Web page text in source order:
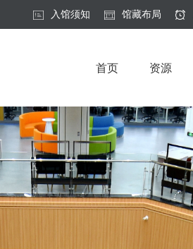
入馆须知 馆藏布局
首页 资源